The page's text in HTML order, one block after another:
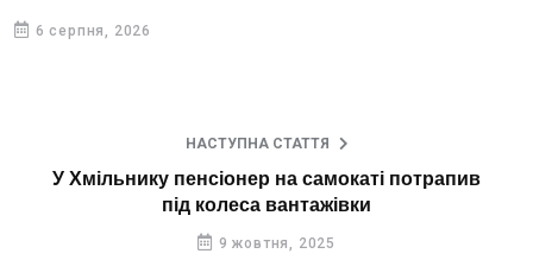
6 серпня, 2026
НАСТУПНА СТАТТЯ
У Хмільнику пенсіонер на самокаті потрапив
під колеса вантажівки
9 жовтня, 2025